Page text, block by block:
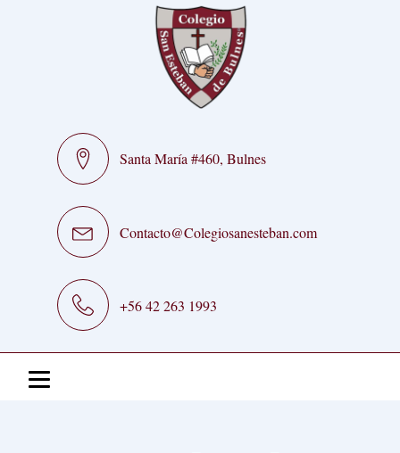
Santa María #460, Bulnes
Contacto@Colegiosanesteban.com
+56 42 263 1993